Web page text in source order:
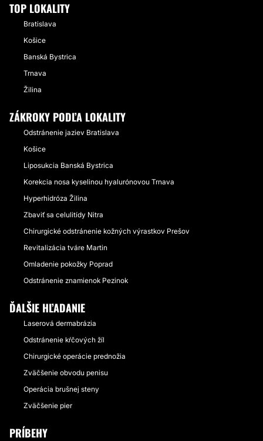
TOP LOKALITY
Bratislava
Košice
Banská Bystrica
Trnava
Žilina
ZÁKROKY PODĽA LOKALITY
Odstránenie jaziev Bratislava
Košice
Liposukcia Banská Bystrica
Korekcia nosa kyselinou hyalurónovou Trnava
Hyperhidróza Žilina
Zbaviť sa celulitídy Nitra
Chirurgické odstránenie kožných výrastkov Prešov
Revitalizácia tváre Martin
Omladenie pokožky Poprad
Odstránenie znamienok Pezinok
ĎALŠIE HĽADANIE
Laserová dermabrázia
Odstránenie kŕčových žíl
Chirurgické operácie prednožia
Zväčšenie obvodu penisu
Operácia brušnej steny
Zväčšenie pier
PRÍBEHY